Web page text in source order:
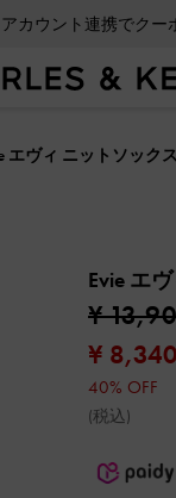
カウント連携でクー
ター登録で10%OFFク
エヴィ ニットソック
Evie エ
¥
¥ 8,340
40% OFF
(税込)